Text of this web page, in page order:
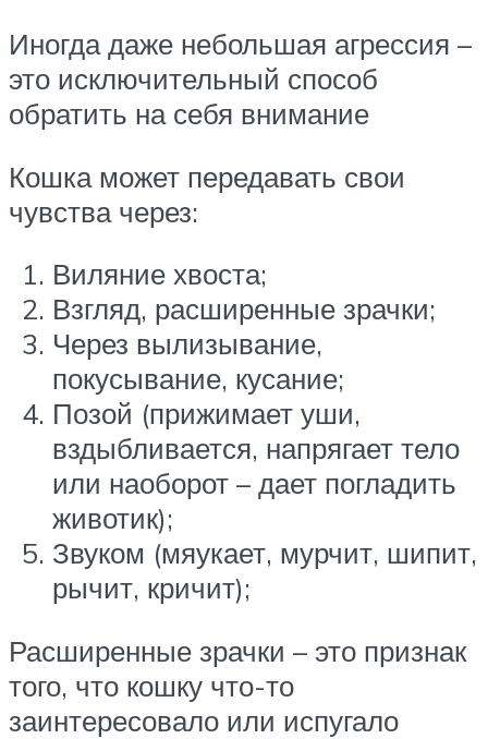
Иногда даже небольшая агрессия –
это исключительный способ
обратить на себя внимание
Кошка может передавать свои
чувства через:
Виляние хвоста;
Взгляд, расширенные зрачки;
Через вылизывание,
покусывание, кусание;
Позой (прижимает уши,
вздыбливается, напрягает тело
или наоборот – дает погладить
животик);
Звуком (мяукает, мурчит, шипит,
рычит, кричит);
Расширенные зрачки – это признак
того, что кошку что-то
заинтересовало или испугало